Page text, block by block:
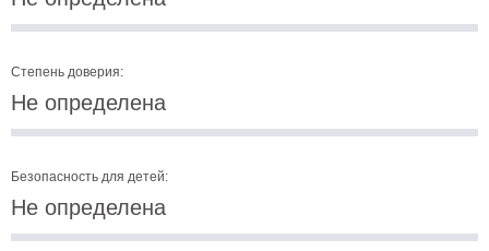
Степень доверия:
Не определена
Безопасность для детей:
Не определена